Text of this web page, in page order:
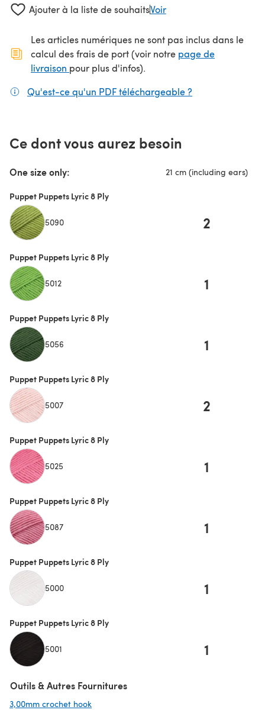
Ajouter à la liste de souhaitsVoir
Les articles numériques ne sont pas inclus dans le
calcul des frais de port (voir notre page de
livraison (s'ouvre dans un nouvel onglet)
pour plus d'infos).
Qu'est-ce qu'un PDF téléchargeable ?
Ce dont vous aurez besoin
One size only: 21 cm (including ears)
Puppet Puppets Lyric 8 Ply
5090 2
Puppet Puppets Lyric 8 Ply
5012 1
Puppet Puppets Lyric 8 Ply
5056 1
Puppet Puppets Lyric 8 Ply
5007 2
Puppet Puppets Lyric 8 Ply
5025 1
Puppet Puppets Lyric 8 Ply
5087 1
Puppet Puppets Lyric 8 Ply
5000 1
Puppet Puppets Lyric 8 Ply
5001 1
Outils & Autres Fournitures
3,00mm crochet hook